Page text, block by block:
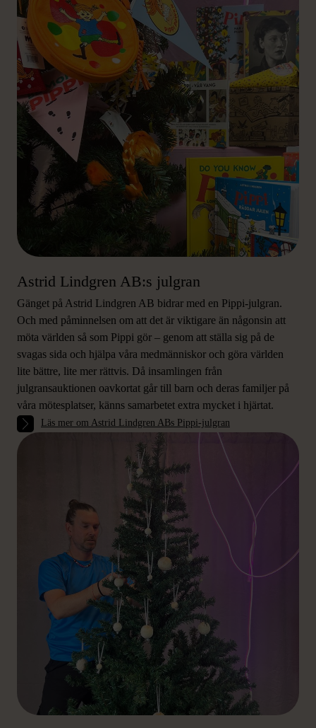
Astrid Lindgren AB:s julgran
Gänget på Astrid Lindgren AB bidrar med en Pippi-julgran.
Och med påminnelsen om att det är viktigare än någonsin att
möta världen så som Pippi gör – genom att ställa sig på de
svagas sida och hjälpa våra medmänniskor och göra världen
lite bättre, lite mer rättvis. Då insamlingen från
julgransauktionen oavkortat går till barn och deras familjer på
våra mötesplatser, känns samarbetet extra mycket i hjärtat.
Läs mer om Astrid Lindgren ABs Pippi-julgran